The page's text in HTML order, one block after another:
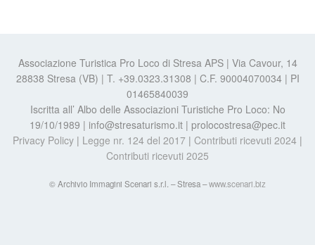
Associazione Turistica Pro Loco di Stresa APS | Via Cavour, 14
28838 Stresa (VB) | T. +39.0323.31308 | C.F. 90004070034 | PI
01465840039
Iscritta all’ Albo delle Associazioni Turistiche Pro Loco: No
19/10/1989 | info@stresaturismo.it | prolocostresa@pec.it
Privacy Policy | Legge nr. 124 del 2017 | Contributi ricevuti 2024 |
Contributi ricevuti 2025
© Archivio Immagini Scenari s.r.l. – Stresa –www.scenari.biz